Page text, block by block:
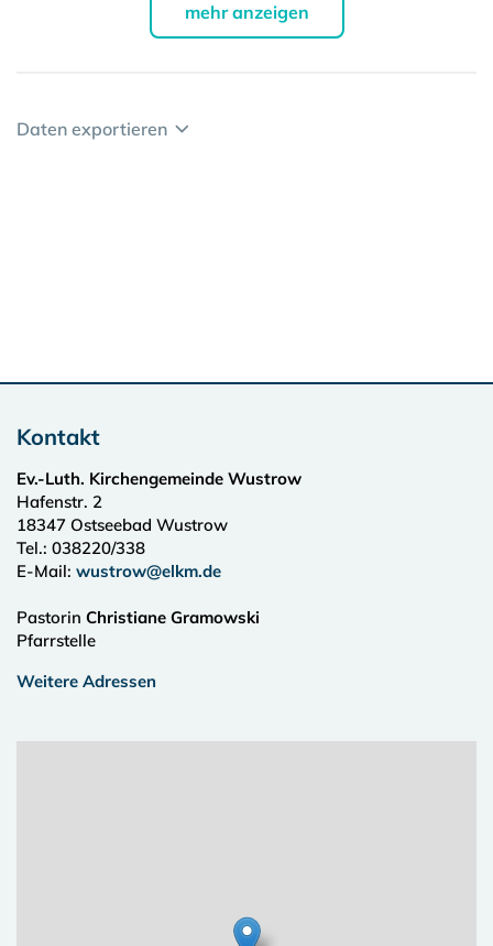
mehr anzeigen
Daten exportieren
Kontakt
Ev.-Luth. Kirchengemeinde Wustrow
Hafenstr. 2
18347 Ostseebad Wustrow
Tel.: 038220/338
E-Mail: wustrow@elkm.de
Pastorin Christiane Gramowski
Pfarrstelle
Weitere Adressen